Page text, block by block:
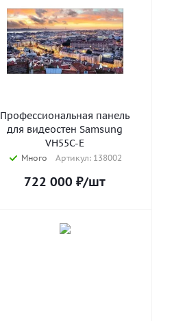
Профессиональная панель
для видеостен Samsung
VH55C-E
Много Артикул: 138002
722 000 ₽/шт